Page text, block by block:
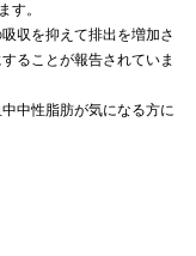
す。
収を抑えて排出を増加さ
ることが報告されていま
中性脂肪が気になる方に